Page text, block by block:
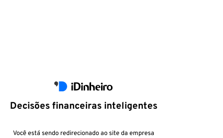
Decisões financeiras inteligentes
Você está sendo redirecionado ao site da empresa